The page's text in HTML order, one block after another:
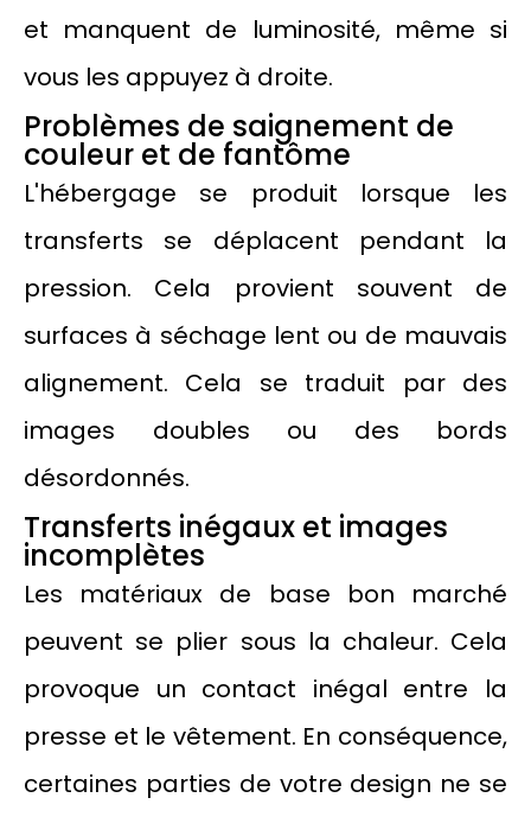
et manquent de luminosité, même si
vous les appuyez à droite.
Problèmes de saignement de
couleur et de fantôme
L'hébergage se produit lorsque les
transferts se déplacent pendant la
pression. Cela provient souvent de
surfaces à séchage lent ou de mauvais
alignement. Cela se traduit par des
images doubles ou des bords
désordonnés.
Transferts inégaux et images
incomplètes
Les matériaux de base bon marché
peuvent se plier sous la chaleur. Cela
provoque un contact inégal entre la
presse et le vêtement. En conséquence,
certaines parties de votre design ne se